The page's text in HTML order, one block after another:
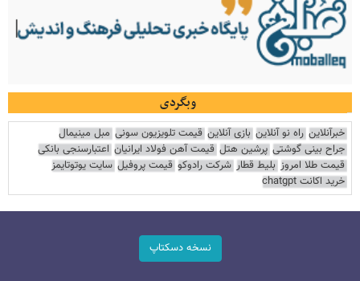
وبگردی
خبرآنلاین راه نو آنلاین بازی آنلاین قیمت تلویزیون سونی مبل مینیمال
جراح بینی گوشتی پرشین هتل قیمت آهن فولاد ایرانیان اعتبارسنجی بانکی
قیمت طلا امروز بلیط قطار شرکت رادوکو قیمت پروفیل سایت یوتوتایمز
خرید اکانت chatgpt
نسخه دسکتاپ